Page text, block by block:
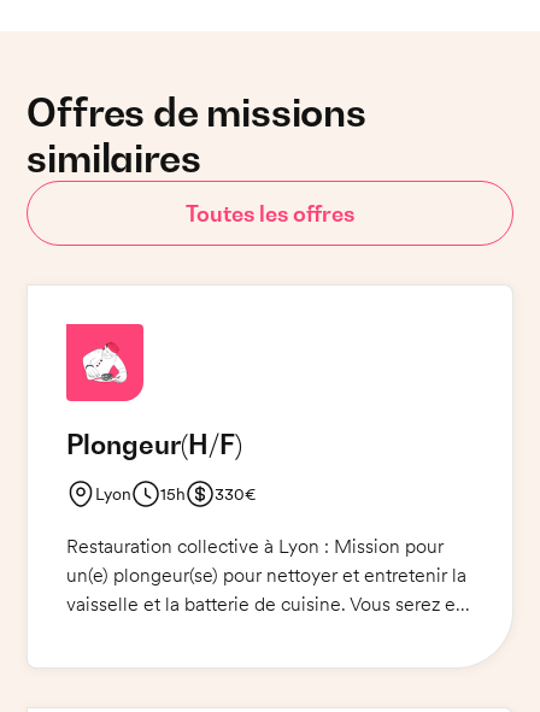
Offres de missions
similaires
Toutes les offres
Plongeur(H/F)
Lyon 15h 330€
Restauration collective à Lyon : Mission pour
un(e) plongeur(se) pour nettoyer et entretenir la
vaisselle et la batterie de cuisine. Vous serez en
les ustensiles, ainsi que de nettoyer les plaques